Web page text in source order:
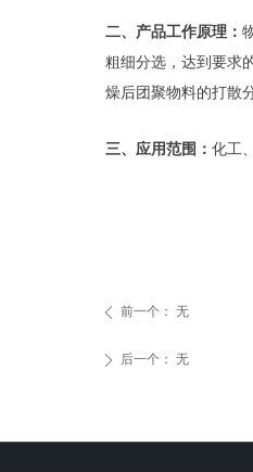
二、产品工作原理：
粗细分选，达到要求
燥后团聚物料的打散
三、应用范围： 化工
ꄴ 前一个： 无
ꄲ 后一个： 无